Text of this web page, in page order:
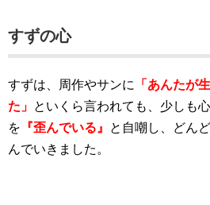
すずの心
すずは、周作やサンに
「あんたが
た」 といくら言われても、少しも
を 『歪んでいる』
と自嘲し、どん
んでいきました。